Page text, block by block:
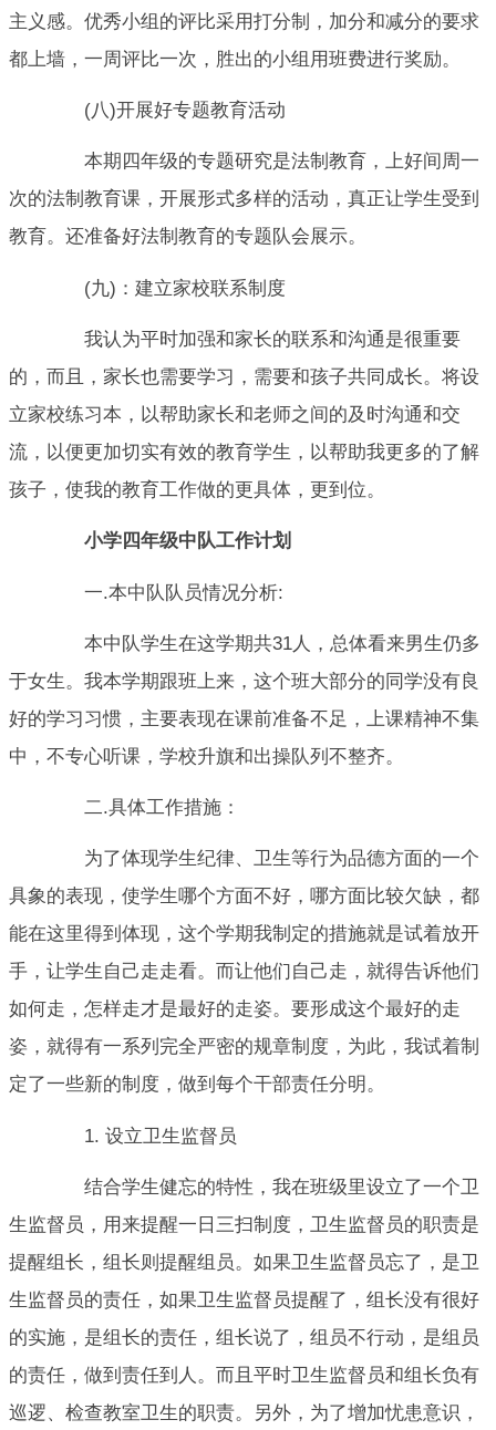
主义感。优秀小组的评比采用打分制，加分和减分的要求
都上墙，一周评比一次，胜出的小组用班费进行奖励。
(八)开展好专题教育活动
本期四年级的专题研究是法制教育，上好间周一
次的法制教育课，开展形式多样的活动，真正让学生受到
教育。还准备好法制教育的专题队会展示。
(九)：建立家校联系制度
我认为平时加强和家长的联系和沟通是很重要
的，而且，家长也需要学习，需要和孩子共同成长。将设
立家校练习本，以帮助家长和老师之间的及时沟通和交
流，以便更加切实有效的教育学生，以帮助我更多的了解
孩子，使我的教育工作做的更具体，更到位。
小学四年级中队工作计划
一.本中队队员情况分析:
本中队学生在这学期共31人，总体看来男生仍多
于女生。我本学期跟班上来，这个班大部分的同学没有良
好的学习习惯，主要表现在课前准备不足，上课精神不集
中，不专心听课，学校升旗和出操队列不整齐。
二.具体工作措施：
为了体现学生纪律、卫生等行为品德方面的一个
具象的表现，使学生哪个方面不好，哪方面比较欠缺，都
能在这里得到体现，这个学期我制定的措施就是试着放开
手，让学生自己走走看。而让他们自己走，就得告诉他们
如何走，怎样走才是最好的走姿。要形成这个最好的走
姿，就得有一系列完全严密的规章制度，为此，我试着制
定了一些新的制度，做到每个干部责任分明。
1. 设立卫生监督员
结合学生健忘的特性，我在班级里设立了一个卫
生监督员，用来提醒一日三扫制度，卫生监督员的职责是
提醒组长，组长则提醒组员。如果卫生监督员忘了，是卫
生监督员的责任，如果卫生监督员提醒了，组长没有很好
的实施，是组长的责任，组长说了，组员不行动，是组员
的责任，做到责任到人。而且平时卫生监督员和组长负有
巡逻、检查教室卫生的职责。另外，为了增加忧患意识，